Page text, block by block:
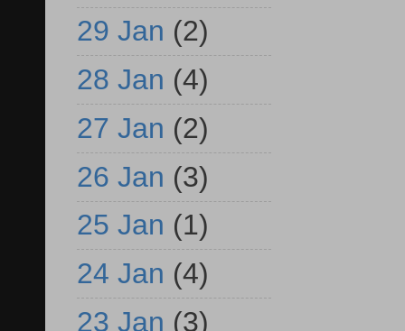
29 Jan (2)
28 Jan (4)
27 Jan (2)
26 Jan (3)
25 Jan (1)
24 Jan (4)
23 Jan (3)